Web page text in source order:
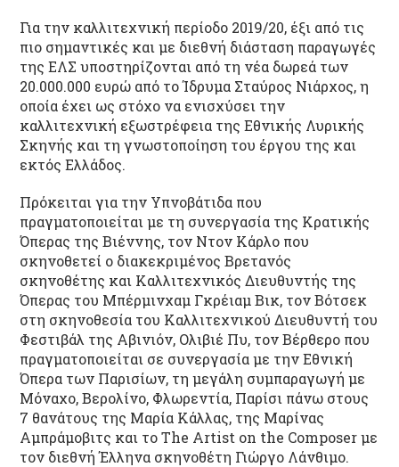
Για την καλλιτεχνική περίοδο 2019/20, έξι από τις
πιο σημαντικές και με διεθνή διάσταση παραγωγές
της ΕΛΣ υποστηρίζονται από τη νέα δωρεά των
20.000.000 ευρώ από το Ίδρυμα Σταύρος Νιάρχος, η
οποία έχει ως στόχο να ενισχύσει την
καλλιτεχνική εξωστρέφεια της Εθνικής Λυρικής
Σκηνής και τη γνωστοποίηση του έργου της και
εκτός Ελλάδος.
Πρόκειται για την Υπνοβάτιδα που
πραγματοποιείται με τη συνεργασία της Κρατικής
Όπερας της Βιέννης, τον Ντον Κάρλο που
σκηνοθετεί ο διακεκριμένος Βρετανός
σκηνοθέτης και Καλλιτεχνικός Διευθυντής της
Όπερας του Μπέρμινχαμ Γκρέιαμ Βικ, τον Βότσεκ
στη σκηνοθεσία του Καλλιτεχνικού Διευθυντή του
Φεστιβάλ της Αβινιόν, Ολιβιέ Πυ, τον Βέρθερο που
πραγματοποιείται σε συνεργασία με την Εθνική
Όπερα των Παρισίων, τη μεγάλη συμπαραγωγή με
Μόναχο, Βερολίνο, Φλωρεντία, Παρίσι πάνω στους
7 θανάτους της Μαρία Κάλλας, της Μαρίνας
Αμπράμοβιτς και το The Artist on the Composer με
τον διεθνή Έλληνα σκηνοθέτη Γιώργο Λάνθιμο.